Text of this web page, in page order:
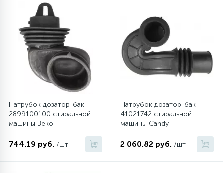
Патрубок дозатор-бак
2899100100 стиральной
машины Beko
744.19 руб. /шт
Патрубок дозатор-бак
41021742 стиральной
машины Candy
2 060.82 руб. /шт